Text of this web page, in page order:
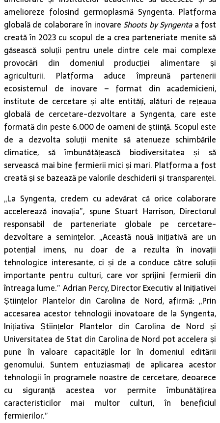
amelioreze folosind germoplasmă Syngenta. Platforma
globală de colaborare în inovare Shoots by Syngentaa fost
creată în 2023 cu scopul de a crea parteneriate menite să
găsească soluții pentru unele dintre cele mai complexe
provocări din domeniul producției alimentare și
agriculturii. Platforma aduce împreună partenerii
ecosistemul de inovare – format din academicieni,
institute de cercetare și alte entități, alături de rețeaua
globală de cercetare-dezvoltare a Syngenta, care este
formată din peste 6.000 de oameni de știință. Scopul este
de a dezvolta soluții menite să atenueze schimbările
climatice, să îmbunătățească biodiversitatea și să
servească mai bine fermierii mici și mari. Platforma a fost
creată și se bazează pe valorile deschiderii și transparenței.
„La Syngenta, credem cu adevărat că orice colaborare
accelerează inovația”, spune Stuart Harrison, Directorul
responsabil de parteneriate globale pe cercetare-
dezvoltare a semințelor. „Această nouă inițiativă are un
potențial imens, nu doar de a rezulta în inovații
tehnologice interesante, ci și de a conduce către soluții
importante pentru culturi, care vor sprijini fermierii din
întreaga lume.” Adrian Percy, Director Executiv al Inițiativei
Științelor Plantelor din Carolina de Nord, afirmă: „Prin
accesarea acestor tehnologii inovatoare de la Syngenta,
Inițiativa Științelor Plantelor din Carolina de Nord și
Universitatea de Stat din Carolina de Nord pot accelera și
pune în valoare capacitățile lor în domeniul editării
genomului. Suntem entuziasmați de aplicarea acestor
tehnologii în programele noastre de cercetare, deoarece
cu siguranță acestea vor permite îmbunătățirea
caracteristicilor mai multor culturi, în beneficiul
fermierilor.”